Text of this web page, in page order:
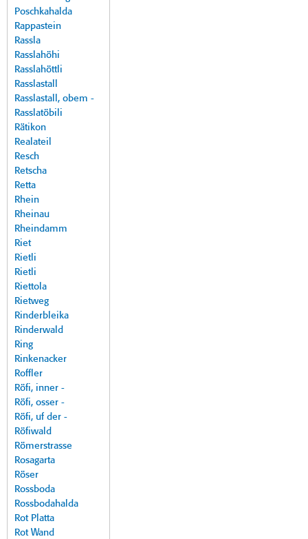
Poschkahalda
Rappastein
Rassla
Rasslahöhi
Rasslahöttli
Rasslastall
Rasslastall, obem -
Rasslatöbili
Rätikon
Realateil
Resch
Retscha
Retta
Rhein
Rheinau
Rheindamm
Riet
Rietli
Rietli
Riettola
Rietweg
Rinderbleika
Rinderwald
Ring
Rinkenacker
Roffler
Röfi, inner -
Röfi, osser -
Röfi, uf der -
Röfiwald
Römerstrasse
Rosagarta
Röser
Rossboda
Rossbodahalda
Rot Platta
Rot Wand